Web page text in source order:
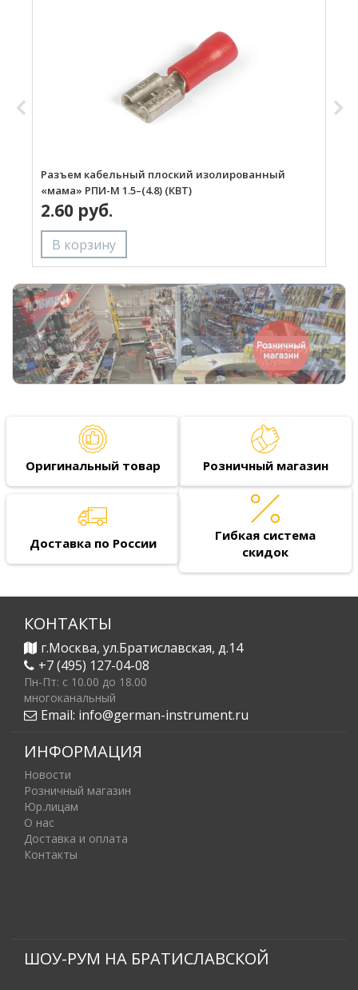
Разъем кабельный плоский изолированный
«мама» РПИ-М 1.5–(4.8) (КВТ)
2.60 руб.
Оригинальный товар Розничный магазин
Доставка по России
Гибкая система
скидок
КОНТАКТЫ
г.Москва, ул.Братиславская, д.14
+7 (495) 127-04-08
Пн-Пт: c 10.00 до 18.00
многоканальный
Email: info@german-instrument.ru
ИНФОРМАЦИЯ
Новости
Розничный магазин
Юр.лицам
О нас
Доставка и оплата
Контакты
ШОУ-РУМ НА БРАТИСЛАВСКОЙ